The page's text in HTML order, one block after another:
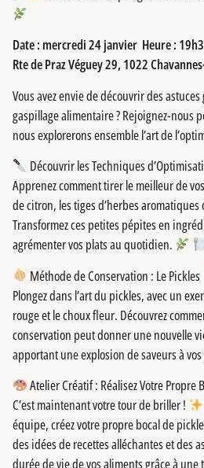
Date : mercredi 24 janvier Heure :
Rte de Praz Véguey 29, 1022
Vous avez envie de découvrir des
gaspillage alimentaire ? Rejoignez-nous
nous explorerons ensemble l’art de
Découvrir les Techniques
Apprenez comment tirer le meilleur de
de citron, les tiges d’herbes
Transformez ces petites pépites en
agrémenter vos plats au quotidien.
Méthode de Conservation : Le Pickles
Plongez dans l’art du pickles, avec un
rouge et le choux fleur. Découvrez
conservation peut donner une nouvelle
apportant une explosion de saveurs à
Atelier Créatif : Réalisez Votre Propre
C’est maintenant votre tour de briller !
équipe, créez votre propre bocal de
des idées de recettes alléchantes et des
durée de vie de vos aliments grâce à